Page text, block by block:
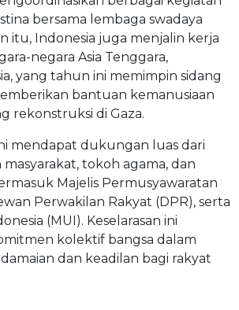
bersama lembaga swadaya
itu, Indonesia juga menjalin kerja
negara Asia Tenggara,
yang tahun ini memimpin sidang
bantuan kemanusiaan
rekonstruksi di Gaza.
mendapat dukungan luas dari
tokoh agama, dan
Majelis Permusyawaratan
Perwakilan Rakyat (DPR), serta
(MUI). Keselarasan ini
kolektif bangsa dalam
dan keadilan bagi rakyat